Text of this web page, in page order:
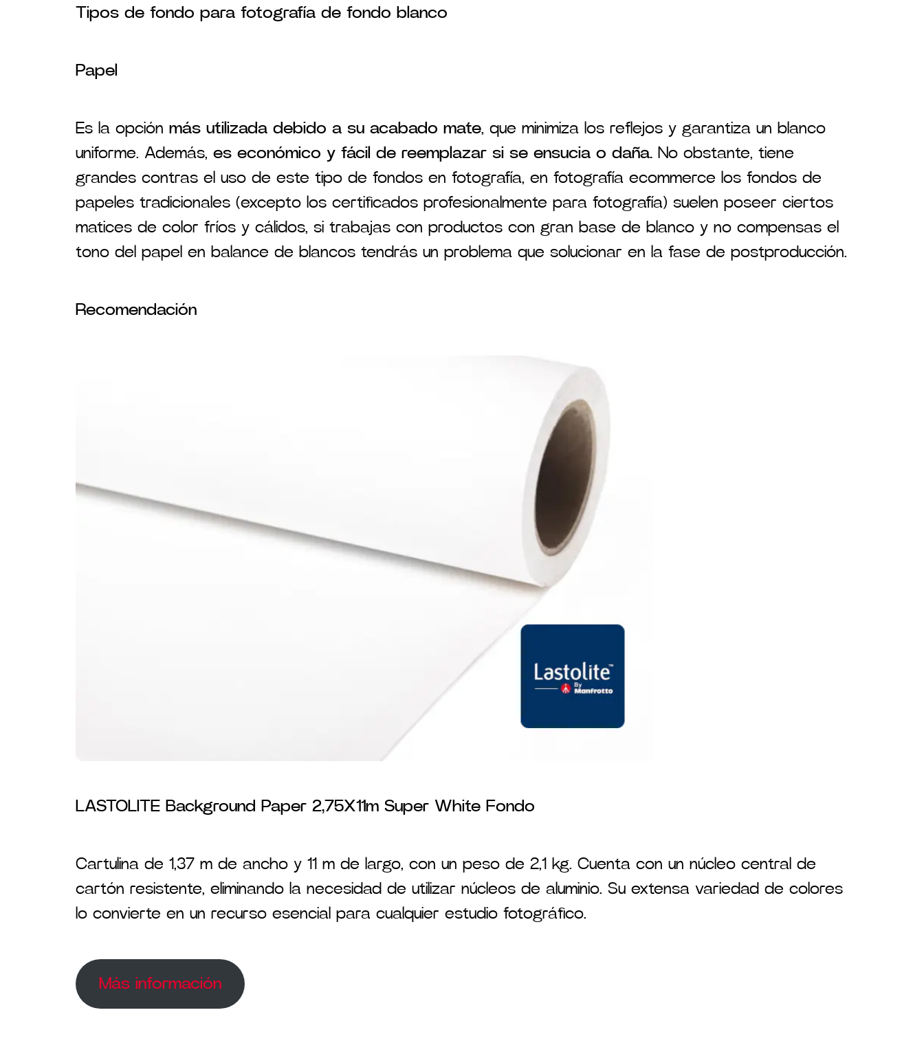
Tipos de fondo para fotografía de fondo blanco
Papel
Es la opción más utilizada debido a su acabado mate, que minimiza los reflejos y garantiza un blanco
uniforme. Además, es económico y fácil de reemplazar si se ensucia o daña. No obstante, tiene
grandes contras el uso de este tipo de fondos en fotografía, en fotografía ecommerce los fondos de
papeles tradicionales (excepto los certificados profesionalmente para fotografía) suelen poseer ciertos
matices de color fríos y cálidos, si trabajas con productos con gran base de blanco y no compensas el
tono del papel en balance de blancos tendrás un problema que solucionar en la fase de postproducción.
Recomendación
LASTOLITE Background Paper 2,75X11m Super White Fondo
Cartulina de 1,37 m de ancho y 11 m de largo, con un peso de 2,1 kg. Cuenta con un núcleo central de
cartón resistente, eliminando la necesidad de utilizar núcleos de aluminio. Su extensa variedad de colores
lo convierte en un recurso esencial para cualquier estudio fotográfico.
Más información